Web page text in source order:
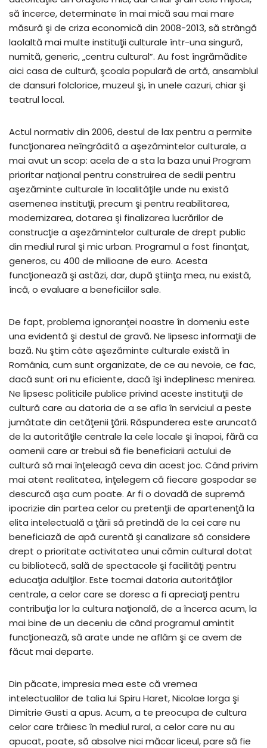
să încerce, determinate în mai mică sau mai mare
măsură şi de criza economică din 2008-2013, să strângă
laolaltă mai multe instituţii culturale într-una singură,
numită, generic, „centru cultural”. Au fost îngrămădite
aici casa de cultură, şcoala populară de artă, ansamblul
de dansuri folclorice, muzeul şi, în unele cazuri, chiar şi
teatrul local.
Actul normativ din 2006, destul de lax pentru a permite
funcţionarea neîngrădită a aşezămintelor culturale, a
mai avut un scop: acela de a sta la baza unui Program
prioritar naţional pentru construirea de sedii pentru
aşezăminte culturale în localităţile unde nu există
asemenea instituţii, precum şi pentru reabilitarea,
modernizarea, dotarea şi finalizarea lucrărilor de
construcţie a aşezămintelor culturale de drept public
din mediul rural şi mic urban. Programul a fost finanţat,
generos, cu 400 de milioane de euro. Acesta
funcţionează şi astăzi, dar, după ştiinţa mea, nu există,
încă, o evaluare a beneficiilor sale.
De fapt, problema ignoranţei noastre în domeniu este
una evidentă şi destul de gravă. Ne lipsesc informaţii de
bază. Nu ştim câte aşezăminte culturale există în
România, cum sunt organizate, de ce au nevoie, ce fac,
dacă sunt ori nu eficiente, dacă îşi îndeplinesc menirea.
Ne lipsesc politicile publice privind aceste instituţii de
cultură care au datoria de a se afla în serviciul a peste
jumătate din cetăţenii ţării. Răspunderea este aruncată
de la autorităţile centrale la cele locale şi înapoi, fără ca
oamenii care ar trebui să fie beneficiarii actului de
cultură să mai înţeleagă ceva din acest joc. Când privim
mai atent realitatea, înţelegem că fiecare gospodar se
descurcă aşa cum poate. Ar fi o dovadă de supremă
ipocrizie din partea celor cu pretenţii de apartenenţă la
elita intelectuală a ţării să pretindă de la cei care nu
beneficiază de apă curentă şi canalizare să considere
drept o prioritate activitatea unui cămin cultural dotat
cu bibliotecă, sală de spectacole şi facilităţi pentru
educaţia adulţilor. Este tocmai datoria autorităţilor
centrale, a celor care se doresc a fi apreciaţi pentru
contribuţia lor la cultura naţională, de a încerca acum, la
mai bine de un deceniu de când programul amintit
funcţionează, să arate unde ne aflăm şi ce avem de
făcut mai departe.
Din păcate, impresia mea este că vremea
intelectualilor de talia lui Spiru Haret, Nicolae Iorga şi
Dimitrie Gusti a apus. Acum, a te preocupa de cultura
celor care trăiesc în mediul rural, a celor care nu au
apucat, poate, să absolve nici măcar liceul, pare să fie